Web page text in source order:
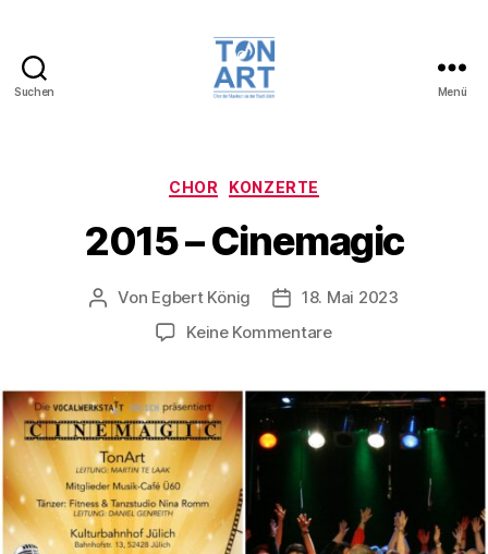
Suchen
Musikschule
Stadt
Jülich
Menü
Kategorien
CHOR KONZERTE
2015 – Cinemagic
Beitragsautor
Von Egbert König Veröffentlichungsdatum
18. Mai 2023
Keine Kommentarezu
Cinemagic